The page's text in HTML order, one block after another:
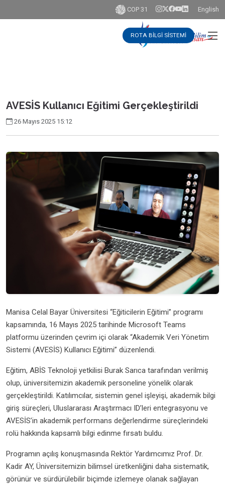
COP 31 English
ROTA BİLGİ SİSTEMİ
AVESİS Kullanıcı Eğitimi Gerçekleştirildi
26 Mayıs 2025 15:12
Manisa Celal Bayar Üniversitesi “Eğiticilerin Eğitimi” programı
kapsamında, 16 Mayıs 2025 tarihinde Microsoft Teams
platformu üzerinden çevrim içi olarak “Akademik Veri Yönetim
Sistemi (AVESİS) Kullanıcı Eğitimi” düzenlendi.
Eğitim, ABİS Teknoloji yetkilisi Burak Sarıca tarafından verilmiş
olup, üniversitemizin akademik personeline yönelik olarak
gerçekleştirildi. Katılımcılar, sistemin genel işleyişi, akademik bilgi
giriş süreçleri, Uluslararası Araştırmacı ID’leri entegrasyonu ve
AVESİS’in akademik performans değerlendirme süreçlerindeki
rolü hakkında kapsamlı bilgi edinme fırsatı buldu.
Programın açılış konuşmasında Rektör Yardımcımız Prof. Dr.
Kadir AY, Üniversitemizin bilimsel üretkenliğini daha sistematik,
görünür ve sürdürülebilir biçimde izlemeye olanak sağlayan